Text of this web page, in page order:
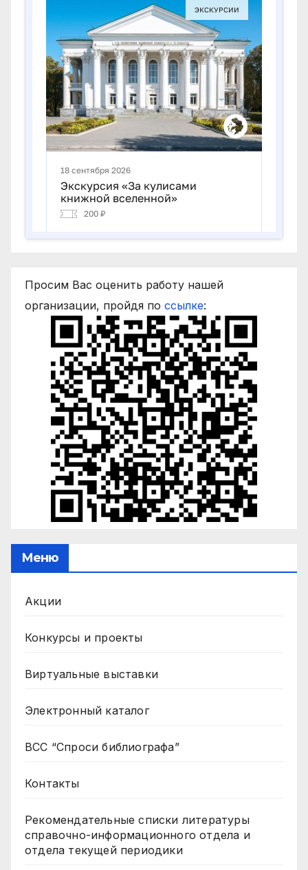
Просим Вас оценить работу нашей
организации, пройдя по ссылке:
Меню
Акции
Конкурсы и проекты
Виртуальные выставки
Электронный каталог
ВСС “Спроси библиографа”
Контакты
Рекомендательные списки литературы
справочно-информационного отдела и
отдела текущей периодики